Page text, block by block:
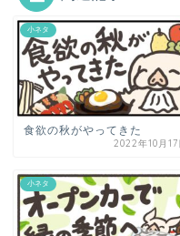
小ネタ
食欲の秋がやってきた
2022年10月17
小ネタ